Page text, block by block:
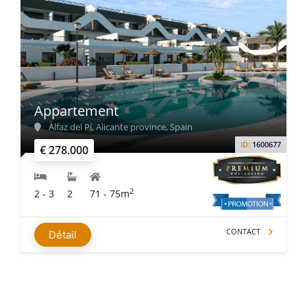
€ 278.000 ID: 1600677
Appartement
Alfaz del Pí, Alicante province, Spain
2 - 3 2 71 - 75m2
Détail CONTACT